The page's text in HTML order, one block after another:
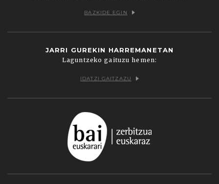
BAZKIDE EGIN
JARRI GUREKIN HARREMANETAN
Laguntzeko gaituzu hemen:
IDATZI GAITZAZU